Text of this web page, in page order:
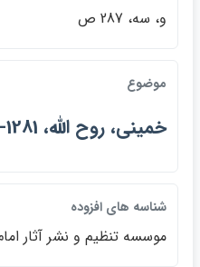
و، سه، 287 ص
موضوع
خميني، روح الله، 1281- 1368- شعر
شناسه هاي افزوده
موسسه تنظيم و نشر آثار